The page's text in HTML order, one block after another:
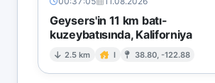
Geysers'in 11 km batı-
kuzeybatısında, Kaliforniya
2.5 km I 38.80, -122.88